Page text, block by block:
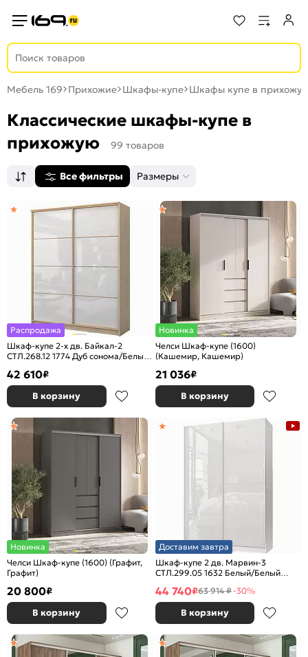
Мебель 169 Прихожие Шкафы-купе Шкафы купе в
Классические шкафы-купе в
прихожую
99 товаров
Все фильтры Размеры
Распродажа
Шкаф-купе 2-х дв. Байкал-2
СТЛ.268.12 1774 Дуб сонома/Белый
42 610₽
В корзину
Новинка
Челси Шкаф-купе (1600)
(Кашемир, Кашемир)
21 036₽
В корзину
Новинка
Челси Шкаф-купе (1600) (Графит,
Графит)
20 800₽
В корзину
Доставим завтра
Шкаф-купе 2 дв. Марвин-3
СТЛ.299.05 1632 Белый/Белый
44 740₽63 914 ₽-30%
В корзину